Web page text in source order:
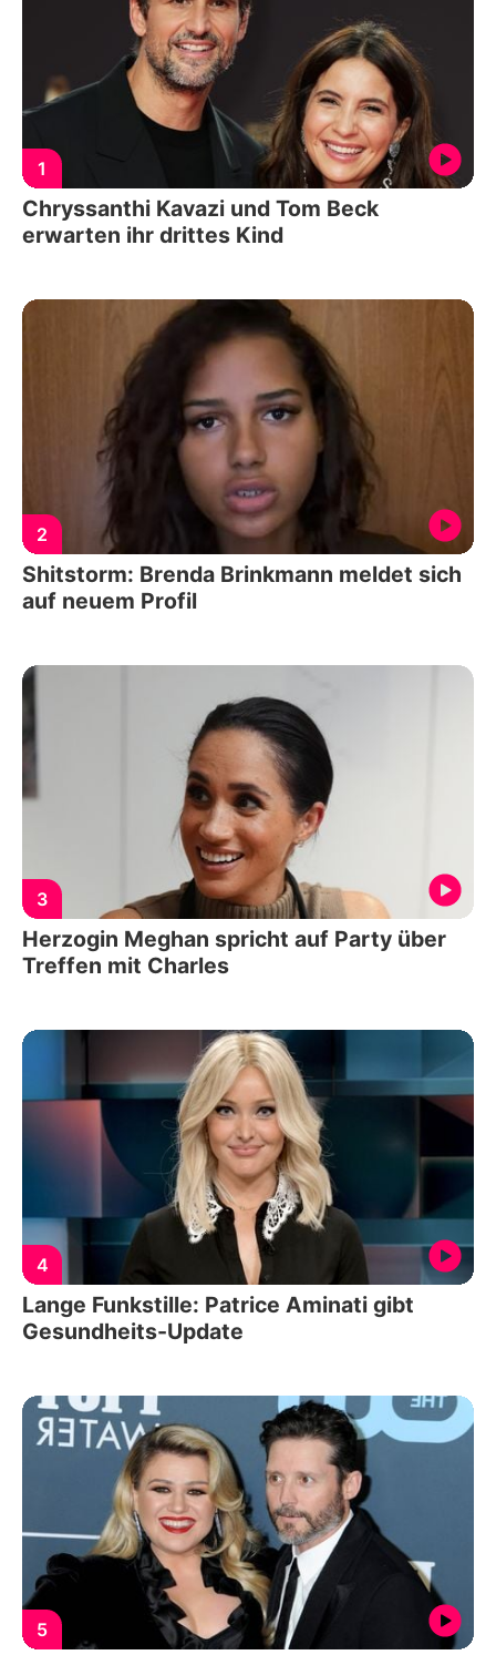
1
Chryssanthi Kavazi und Tom Beck
erwarten ihr drittes Kind
2
Shitstorm: Brenda Brinkmann meldet sich
auf neuem Profil
3
Herzogin Meghan spricht auf Party über
Treffen mit Charles
4
Lange Funkstille: Patrice Aminati gibt
Gesundheits-Update
5